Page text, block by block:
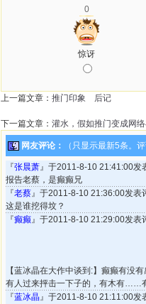
0
惊讶
上一篇文章： 推门印象 后记
下一篇文章： 灌水，假如推门变成网
网友评论： （只显示最新5条。
『张晨萧』于2011-8-10 21:41:00发
报告老蔡，是癫癫兄
『老蔡』于2011-8-10 21:36:00发表
这是谁挖得坟？
『癫癫』于2011-8-10 21:29:00发表
【蓝冰晶在大作中谈到:】癫癫有没
有人过来抨击一下子的，有木有……
『蓝冰晶』于2011-8-10 21:11:00发